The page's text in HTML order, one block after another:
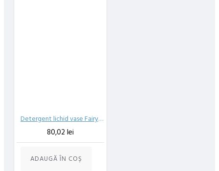
Detergent lichid vase Fairy Professional Lemon 5l
80,02 lei
ADAUGĂ ÎN COŞ